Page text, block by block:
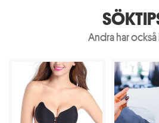
Andra har